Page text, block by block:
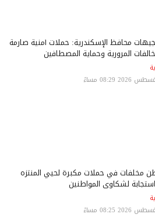
محافظ الإسكندرية: حملات أمنية صارمة
المرورية وحماية المصطافين
150 طن مخلفات في حملات مكبرة لحيي المنتزه
لشكاوى المواطنين